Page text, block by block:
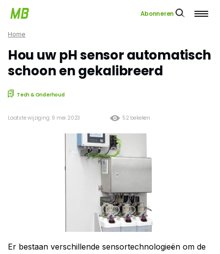
Abonneren
Home
Hou uw pH sensor automatisch
schoon en gekalibreerd
Tech & Onderhoud
52 bekeken
Laatste wijziging: 9 mei 2023
Er bestaan verschillende sensortechnologieën om de